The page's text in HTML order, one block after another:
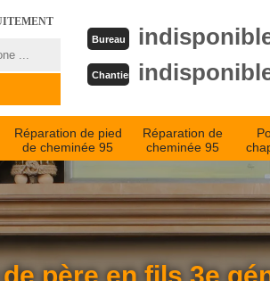
Bureau
Chantier
Réparation de pied
de cheminée 95
Réparation de
cheminée 95